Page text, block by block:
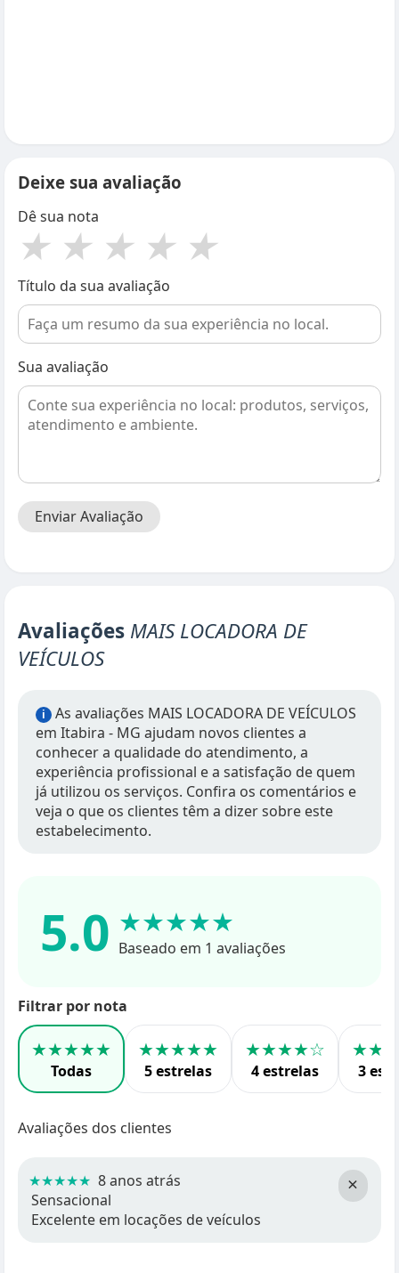
Deixe sua avaliação
Dê sua nota
★ ★ ★ ★ ★
Título da sua avaliação
Sua avaliação
Enviar Avaliação
Avaliações MAIS LOCADORA DE
VEÍCULOS
i
As avaliações MAIS LOCADORA DE VEÍCULOS
em Itabira - MG ajudam novos clientes a
conhecer a qualidade do atendimento, a
experiência profissional e a satisfação de quem
já utilizou os serviços. Confira os comentários e
veja o que os clientes têm a dizer sobre este
estabelecimento.
5.0 ★★★★★
Baseado em 1 avaliações
Filtrar por nota
★★★★★
Todas
★★★★★
5 estrelas
★★★★☆
4 estrelas 3
Avaliações dos clientes
×
★★★★★ 8 anos atrás
Sensacional
Excelente em locações de veículos